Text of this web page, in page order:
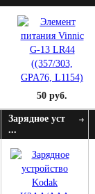
50 руб.
Зарядное уст
...